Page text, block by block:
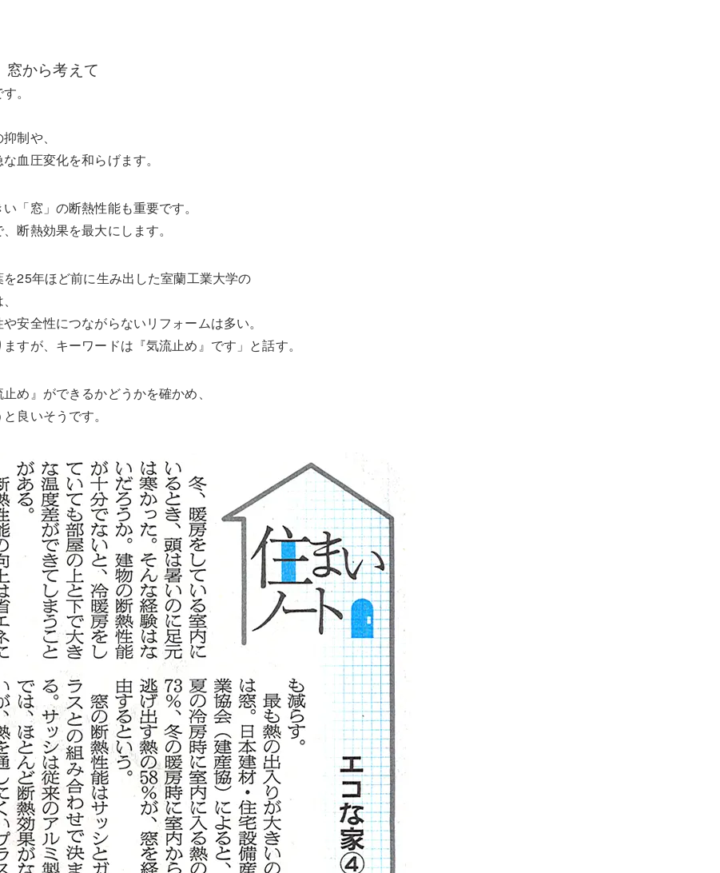
窓から考えて
。
制や、
血圧変化を和らげます。
「窓」の断熱性能も重要です。
断熱効果を最大にします。
を25年ほど前に生み出した室蘭工業大学の
安全性につながらないリフォームは多い。
すが、キーワードは『気流止め』です」と話す。
め』ができるかどうかを確かめ、
良いそうです。